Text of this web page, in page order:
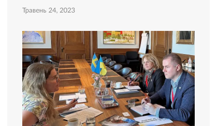
Травень 24, 2023